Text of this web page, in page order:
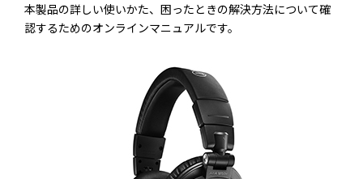
本製品の詳しい使いかた、困ったときの解決方法について確
認するためのオンラインマニュアルです。